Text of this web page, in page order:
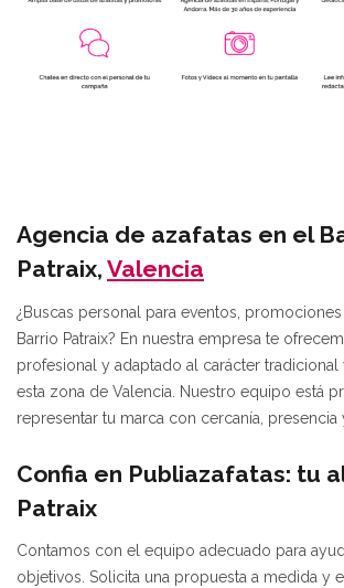
Agencia de azafatas en el
Patraix, Valencia
¿Buscas personal para eventos,
Barrio Patraix? En nuestra empresa te
profesional y adaptado al carácter
esta zona de Valencia. Nuestro equipo está
representar tu marca con cercanía, presencia
Confia en Publiazafatas: tu
Patraix
Contamos con el equipo adecuado para
objetivos. Solicita una propuesta a medida y